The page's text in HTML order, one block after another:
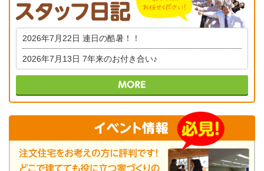
2026年7月22日 連日の酷暑！！
2026年7月13日 7年来のお付き合い♪